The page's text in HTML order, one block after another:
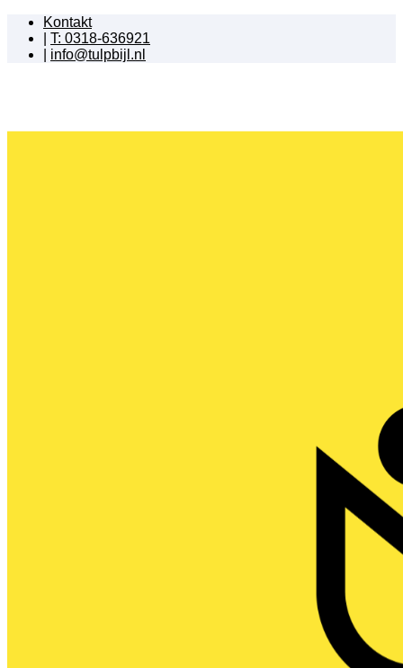
Kontakt
T: 0318-636921
info@tulpbijl.nl